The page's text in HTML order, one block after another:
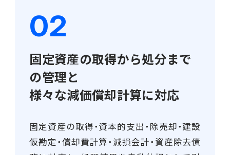
Best Practice
連携ソリューション
固定資産の取得から処分まで
の管理と
様々な減価償却計算に対応
固定資産の取得・資本的支出・除売却・建設
仮勘定・償却費計算・減損会計・資産除去債